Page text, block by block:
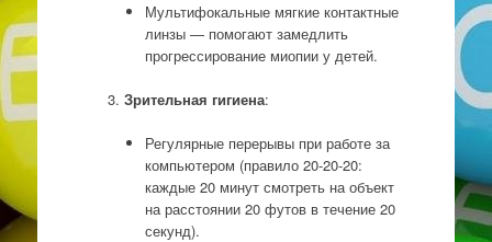
Мультифокальные мягкие контактные
линзы — помогают замедлить
прогрессирование миопии у детей.
Зрительная гигиена:
Регулярные перерывы при работе за
компьютером (правило 20-20-20:
каждые 20 минут смотреть на объект
на расстоянии 20 футов в течение 20
секунд).